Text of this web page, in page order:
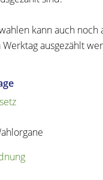
kann auch noch
ausgezählt